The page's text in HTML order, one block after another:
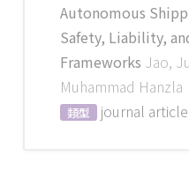
Autonomous
Safety, Liability,
Frameworks Jao,
Muhammad Hanzla
類型 journal article